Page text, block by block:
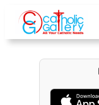
content